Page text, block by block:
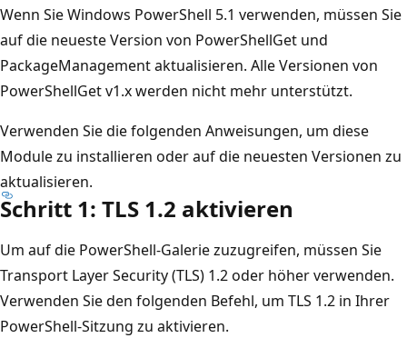
Wenn Sie Windows PowerShell 5.1 verwenden, müssen Sie
auf die neueste Version von PowerShellGet und
PackageManagement aktualisieren. Alle Versionen von
PowerShellGet v1.x werden nicht mehr unterstützt.
Verwenden Sie die folgenden Anweisungen, um diese
Module zu installieren oder auf die neuesten Versionen zu
aktualisieren.
Schritt 1: TLS 1.2 aktivieren
Um auf die PowerShell-Galerie zuzugreifen, müssen Sie
Transport Layer Security (TLS) 1.2 oder höher verwenden.
Verwenden Sie den folgenden Befehl, um TLS 1.2 in Ihrer
PowerShell-Sitzung zu aktivieren.